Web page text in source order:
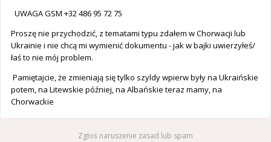
UWAGA GSM +32 486 95 72 75
Proszę nie przychodzić, z tematami typu zdałem w Chorwacji lub
Ukrainie i nie chcą mi wymienić dokumentu - jak w bajki uwierzyłeś/
łaś to nie mój problem.
Pamiętajcie, że zmieniają się tylko szyldy wpierw były na Ukraińskie
potem, na Litewskie później, na Albańskie teraz mamy, na
Chorwackie
Zgłoś naruszenie zasad lub spam